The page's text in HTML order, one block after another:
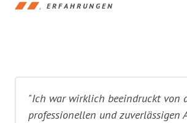
ERFAHRUNGEN
"Ich war wirklich beeindruckt von
professionellen und zuverlässigen